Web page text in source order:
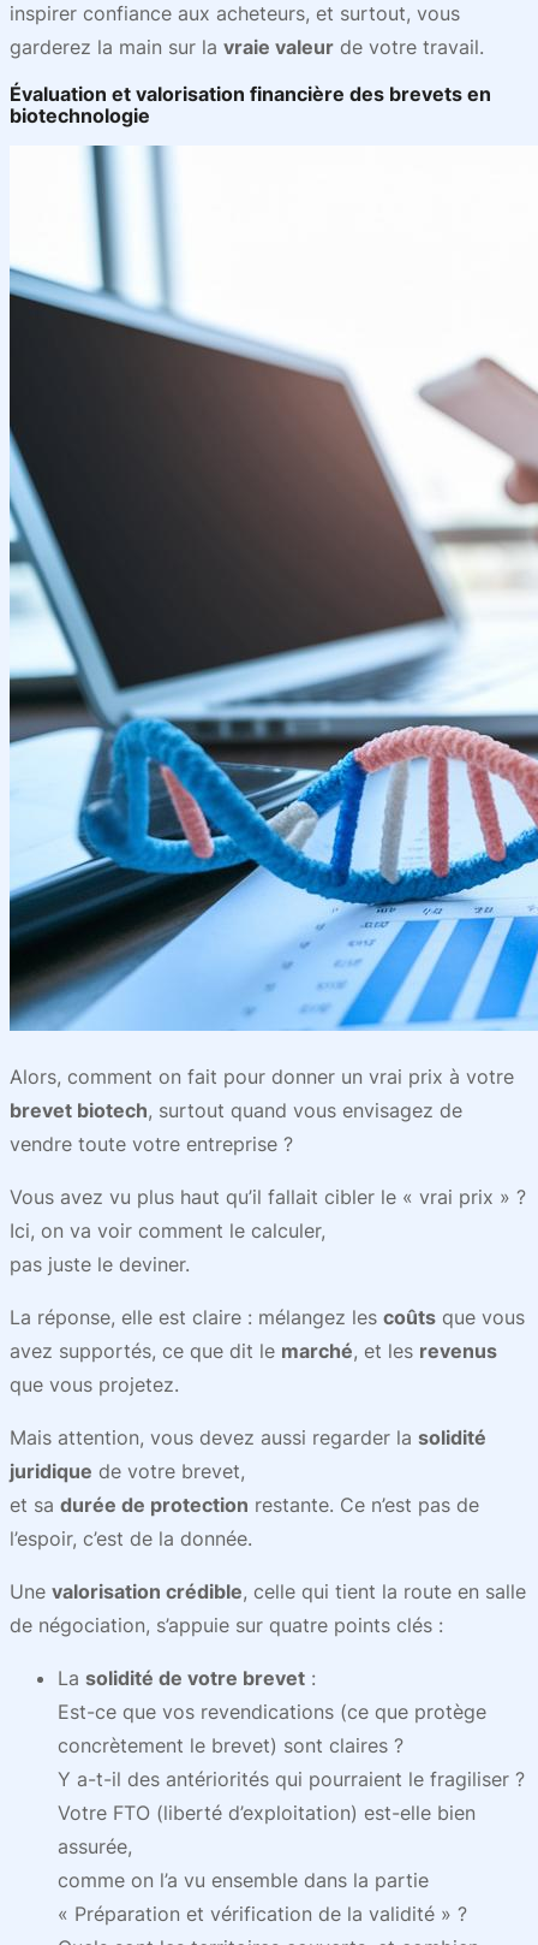
inspirer confiance aux acheteurs, et surtout, vous
garderez la main sur la vraie valeur de votre travail.
Évaluation et valorisation financière des brevets en
biotechnologie
Alors, comment on fait pour donner un vrai prix à votre
brevet biotech, surtout quand vous envisagez de
vendre toute votre entreprise ?
Vous avez vu plus haut qu’il fallait cibler le « vrai prix » ?
Ici, on va voir comment le calculer,
pas juste le deviner.
La réponse, elle est claire : mélangez les coûts que vous
avez supportés, ce que dit le marché, et les revenus
que vous projetez.
Mais attention, vous devez aussi regarder la solidité
juridique de votre brevet,
et sa durée de protection restante. Ce n’est pas de
l’espoir, c’est de la donnée.
Une valorisation crédible, celle qui tient la route en salle
de négociation, s’appuie sur quatre points clés :
La solidité de votre brevet :
Est-ce que vos revendications (ce que protège
concrètement le brevet) sont claires ?
Y a-t-il des antériorités qui pourraient le fragiliser ?
Votre FTO (liberté d’exploitation) est-elle bien
assurée,
comme on l’a vu ensemble dans la partie
« Préparation et vérification de la validité » ?